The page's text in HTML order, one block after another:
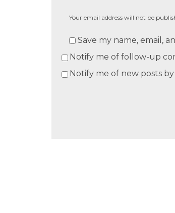
Your email address will not be
Save my name, email,
Notify me of follow-up
Notify me of new posts by